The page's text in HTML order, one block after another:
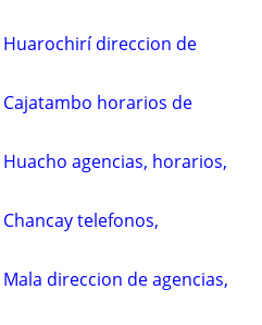
Huarochirí direccion de
horarios de
agencias, horarios,
telefonos,
direccion de agencias,